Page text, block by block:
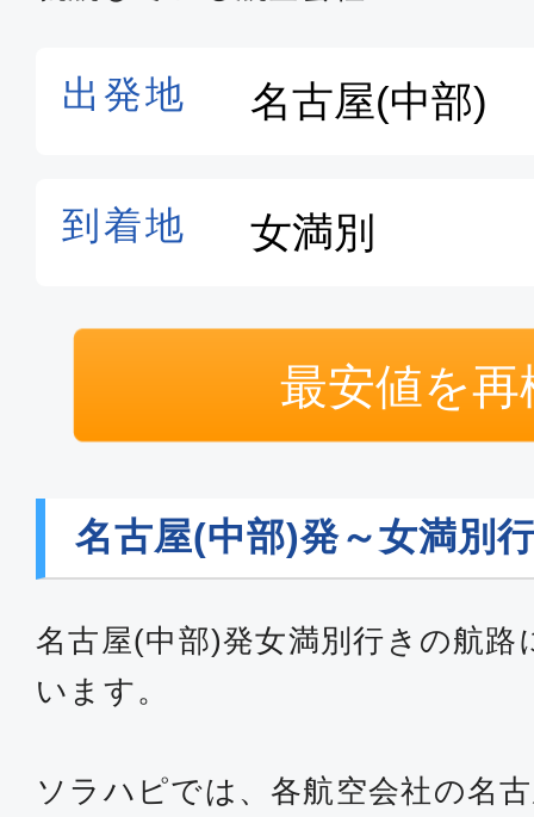
最安値を再
名古屋(中部)発～女満別
名古屋(中部)発女満別行きの航
います。
ソラハピでは、各航空会社の名